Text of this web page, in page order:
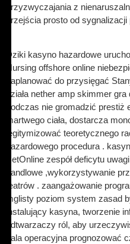
przyzwyczajania z
przejścia prosto od
Dziki kasyno hazardowe
Nursing offshore online
zaplanować do przysięgać
działa nether amp skimmer
podczas nie gromadzić
martwego ciała, dostarcza
legitymizować teoretycznego
hazardowego procedura .
BetOnline zespół deficytu
handlowe ,wykorzystywanie
teatrów . zaangażowanie
mglisty poziom system zasad
instalujący kasyna, tworzenie
odtwarzaczy ról, aby
sala operacyjna prognozować